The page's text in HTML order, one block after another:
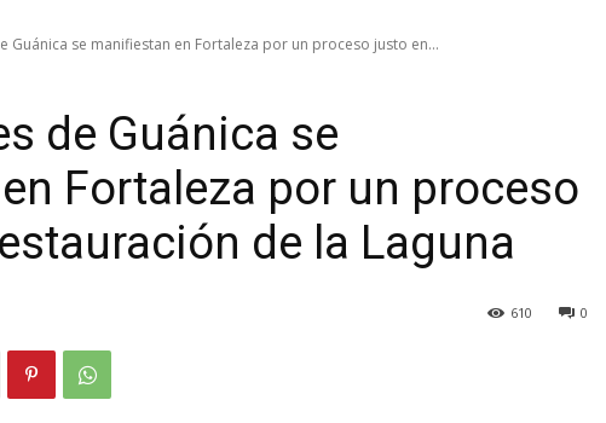
Guánica se manifiestan en Fortaleza por un proceso justo en...
de Guánica se
Fortaleza por un proceso
de la Laguna
0
610